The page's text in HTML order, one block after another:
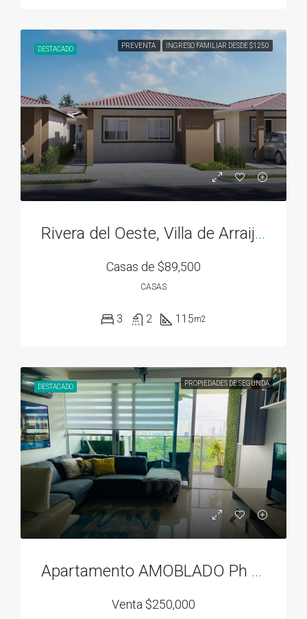
DESTACADO PREVENTA INGRESO FAMILIAR DESDE $1250
Rivera del Oeste, Villa de Arraiján
Casas de $89,500
CASAS
3 2 115m2
DESTACADO PROPIEDADES DE SEGUNDA
Apartamento AMOBLADO Ph Residencias del Sol acceso directo al Parque Omar
Venta $250,000